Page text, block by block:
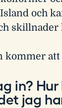
och
skillnader
kommer att
in?
jag